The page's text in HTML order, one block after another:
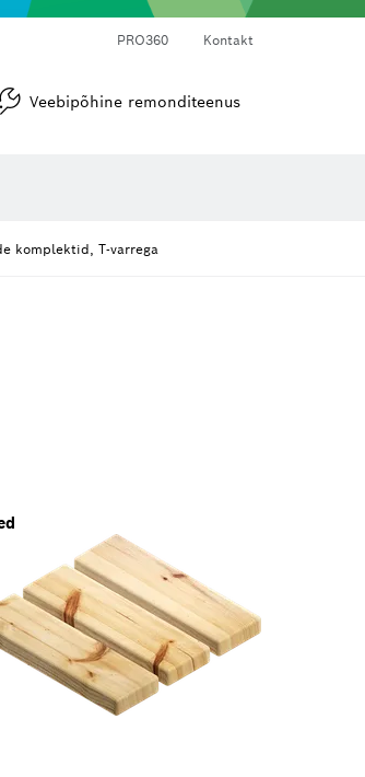
PRO360 Kontakt
Veebipõhine remonditeenus
komplektid, T-varrega